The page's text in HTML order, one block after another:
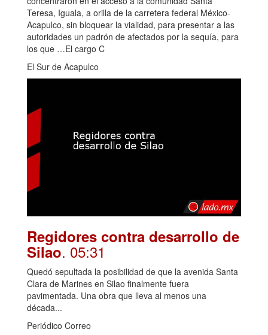
Teresa, Iguala, a orilla de la carretera federal México-
Acapulco, sin bloquear la vialidad, para presentar a las
autoridades un padrón de afectados por la sequía, para
los que …El cargo C
El Sur de Acapulco
Regidores contra desarrollo de
Silao. 05:31
Quedó sepultada la posibilidad de que la avenida Santa
Clara de Marines en Silao finalmente fuera
pavimentada. Una obra que lleva al menos una
década...
Periódico Correo